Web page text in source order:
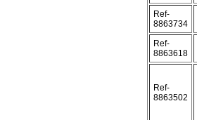
Ref-
8863734
Ref-
8863618
Ref-
8863502